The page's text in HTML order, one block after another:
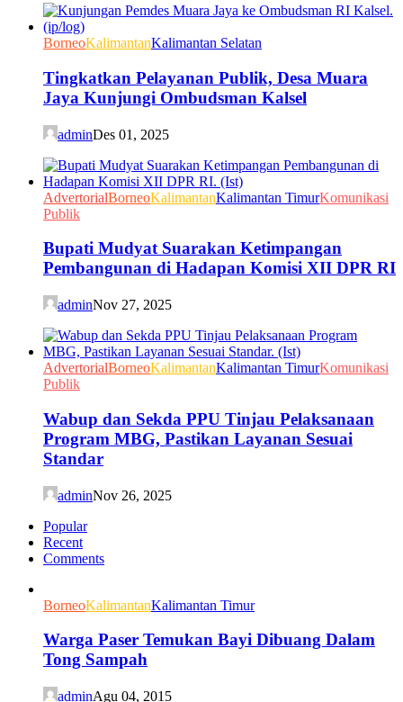
BorneoKalimantanKalimantan Selatan
Tingkatkan Pelayanan Publik, Desa Muara
Jaya Kunjungi Ombudsman Kalsel
adminDes 01, 2025
AdvertorialBorneoKalimantanKalimantan TimurKomunikasi
Publik
Bupati Mudyat Suarakan Ketimpangan
Pembangunan di Hadapan Komisi XII DPR RI
adminNov 27, 2025
AdvertorialBorneoKalimantanKalimantan TimurKomunikasi
Publik
Wabup dan Sekda PPU Tinjau Pelaksanaan
Program MBG, Pastikan Layanan Sesuai
Standar
adminNov 26, 2025
Popular
Recent
Comments
BorneoKalimantanKalimantan Timur
Warga Paser Temukan Bayi Dibuang Dalam
Tong Sampah
adminAgu 04, 2015